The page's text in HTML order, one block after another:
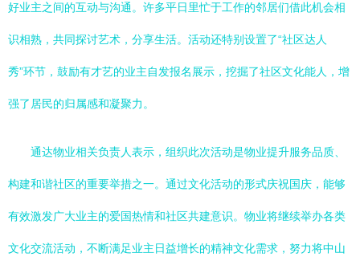
好业主之间的互动与沟通。许多平日里忙于工作的邻居们借此机会相
识相熟，共同探讨艺术，分享生活。活动还特别设置了“社区达人
秀”环节，鼓励有才艺的业主自发报名展示，挖掘了社区文化能人，增
强了居民的归属感和凝聚力。
通达物业相关负责人表示，组织此次活动是物业提升服务品质、
构建和谐社区的重要举措之一。通过文化活动的形式庆祝国庆，能够
有效激发广大业主的爱国热情和社区共建意识。物业将继续举办各类
文化交流活动，不断满足业主日益增长的精神文化需求，努力将中山